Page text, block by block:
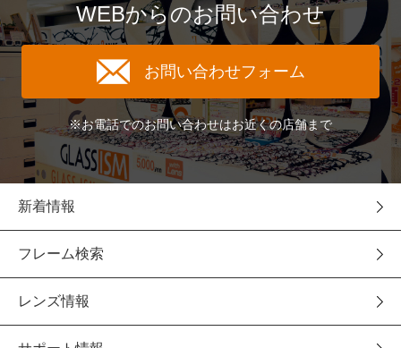
WEBからのお問い合わせ
お問い合わせフォーム
※お電話でのお問い合わせはお近くの店舗まで
新着情報
フレーム検索
レンズ情報